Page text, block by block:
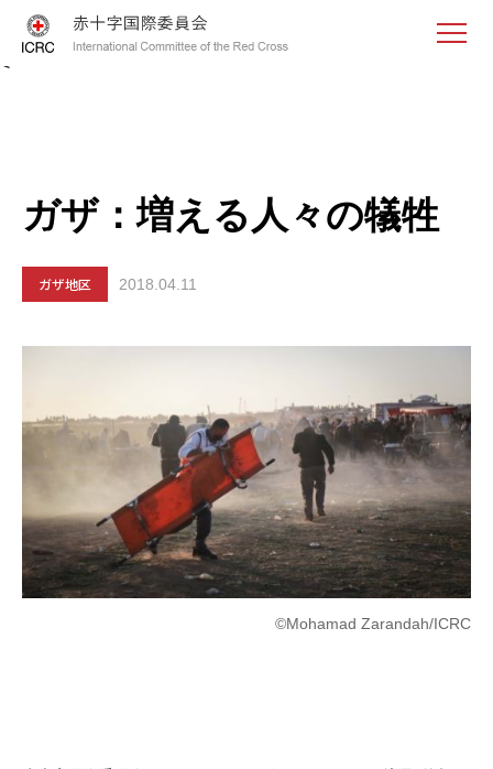
<
ガザ：増える人々の犠牲
ガザ地区 2018.04.11
©Mohamad Zarandah/ICRC